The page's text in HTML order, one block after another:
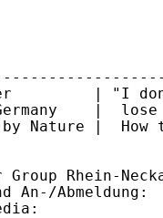
| "I
Germany    |
by Nature |  How
Group Rhein-
An-/